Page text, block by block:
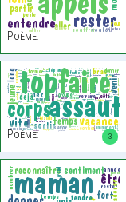
Poème:
3
Poème: